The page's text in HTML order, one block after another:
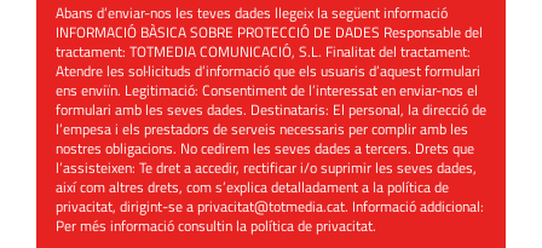
Abans d’enviar-nos les teves dades llegeix la següent informació
INFORMACIÓ BÀSICA SOBRE PROTECCIÓ DE DADES Responsable del
tractament: TOTMEDIA COMUNICACIÓ, S.L. Finalitat del tractament:
Atendre les sol·licituds d’informació que els usuaris d’aquest formulari
ens enviïn. Legitimació: Consentiment de l’interessat en enviar-nos el
formulari amb les seves dades. Destinataris: El personal, la direcció de
l’empesa i els prestadors de serveis necessaris per complir amb les
nostres obligacions. No cedirem les seves dades a tercers. Drets que
l’assisteixen: Te dret a accedir, rectificar i/o suprimir les seves dades,
així com altres drets, com s’explica detalladament a la política de
privacitat, dirigint-se aprivacitat@totmedia.cat. Informació addicional:
Per més informació consultin lapolítica de privacitat.